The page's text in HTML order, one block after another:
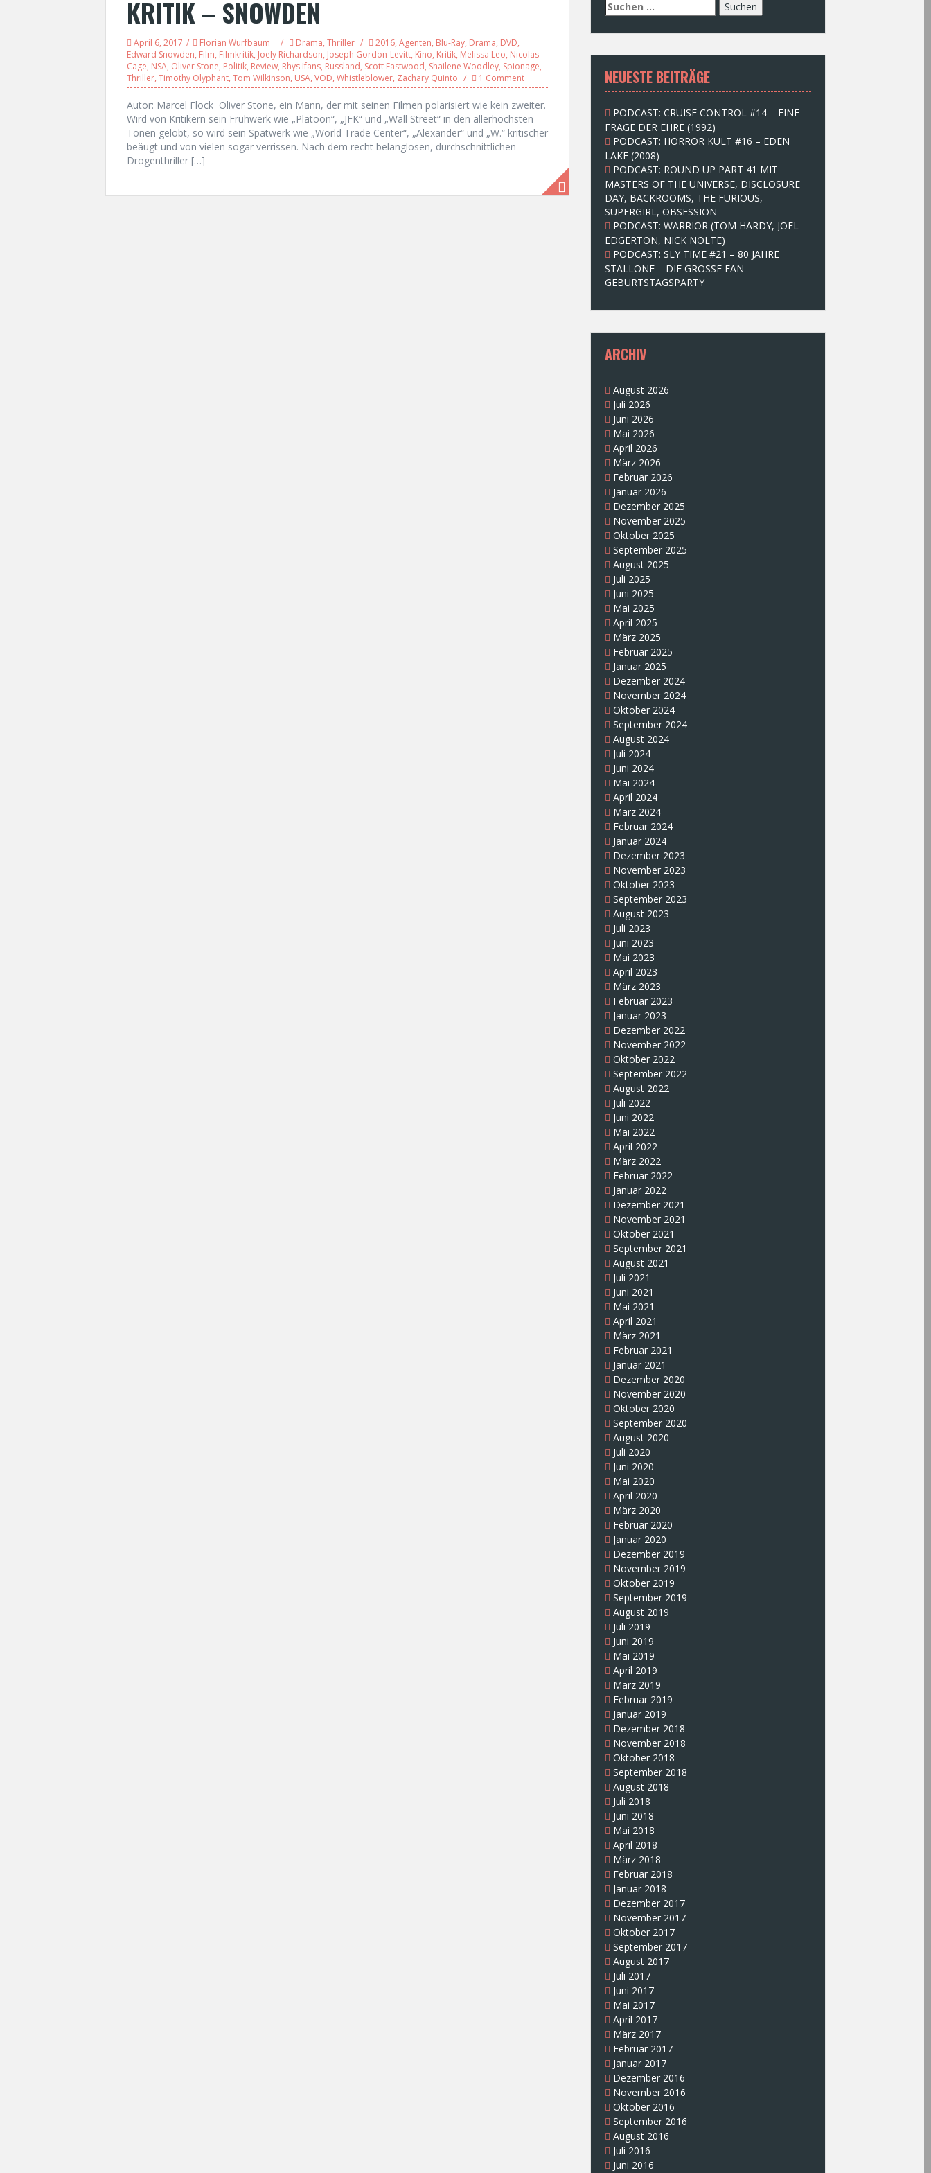
KRITIK – SNOWDEN
April 6, 2017 Florian Wurfbaum Drama, Thriller 2016, Agenten, Blu-Ray, Drama, DVD,
Edward Snowden, Film, Filmkritik, Joely Richardson, Joseph Gordon-Levitt, Kino, Kritik, Melissa Leo, Nicolas
Cage, NSA, Oliver Stone, Politik, Review, Rhys Ifans, Russland, Scott Eastwood, Shailene Woodley, Spionage,
Thriller, Timothy Olyphant, Tom Wilkinson, USA, VOD, Whistleblower, Zachary Quinto 1 Comment
Autor: Marcel Flock Oliver Stone, ein Mann, der mit seinen Filmen polarisiert wie kein zweiter.
Wird von Kritikern sein Frühwerk wie „Platoon“, „JFK“ und „Wall Street“ in den allerhöchsten
Tönen gelobt, so wird sein Spätwerk wie „World Trade Center“, „Alexander“ und „W.“ kritischer
beäugt und von vielen sogar verrissen. Nach dem recht belanglosen, durchschnittlichen
Drogenthriller […]
S
u
c
e
n
n
c
h
:
NEUESTE BEITRÄGE
PODCAST: CRUISE CONTROL #14 – EINE
FRAGE DER EHRE (1992)
PODCAST: HORROR KULT #16 – EDEN
LAKE (2008)
PODCAST: ROUND UP PART 41 MIT
MASTERS OF THE UNIVERSE, DISCLOSURE
DAY, BACKROOMS, THE FURIOUS,
SUPERGIRL, OBSESSION
PODCAST: WARRIOR (TOM HARDY, JOEL
EDGERTON, NICK NOLTE)
PODCAST: SLY TIME #21 – 80 JAHRE
STALLONE – DIE GROSSE FAN-
GEBURTSTAGSPARTY
ARCHIV
August 2026
Juli 2026
Juni 2026
Mai 2026
April 2026
März 2026
Februar 2026
Januar 2026
Dezember 2025
November 2025
Oktober 2025
September 2025
August 2025
Juli 2025
Juni 2025
Mai 2025
April 2025
März 2025
Februar 2025
Januar 2025
Dezember 2024
November 2024
Oktober 2024
September 2024
August 2024
Juli 2024
Juni 2024
Mai 2024
April 2024
März 2024
Februar 2024
Januar 2024
Dezember 2023
November 2023
Oktober 2023
September 2023
August 2023
Juli 2023
Juni 2023
Mai 2023
April 2023
März 2023
Februar 2023
Januar 2023
Dezember 2022
November 2022
Oktober 2022
September 2022
August 2022
Juli 2022
Juni 2022
Mai 2022
April 2022
März 2022
Februar 2022
Januar 2022
Dezember 2021
November 2021
Oktober 2021
September 2021
August 2021
Juli 2021
Juni 2021
Mai 2021
April 2021
März 2021
Februar 2021
Januar 2021
Dezember 2020
November 2020
Oktober 2020
September 2020
August 2020
Juli 2020
Juni 2020
Mai 2020
April 2020
März 2020
Februar 2020
Januar 2020
Dezember 2019
November 2019
Oktober 2019
September 2019
August 2019
Juli 2019
Juni 2019
Mai 2019
April 2019
März 2019
Februar 2019
Januar 2019
Dezember 2018
November 2018
Oktober 2018
September 2018
August 2018
Juli 2018
Juni 2018
Mai 2018
April 2018
März 2018
Februar 2018
Januar 2018
Dezember 2017
November 2017
Oktober 2017
September 2017
August 2017
Juli 2017
Juni 2017
Mai 2017
April 2017
März 2017
Februar 2017
Januar 2017
Dezember 2016
November 2016
Oktober 2016
September 2016
August 2016
Juli 2016
Juni 2016